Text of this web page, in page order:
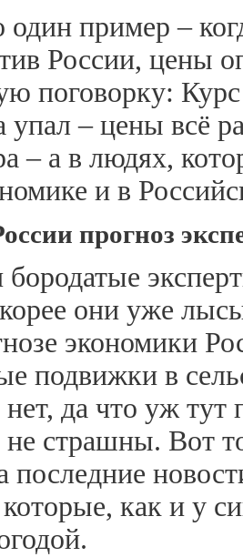
один пример –
России, цены
поговорку:
упал – цены всё
– а в людях,
и в
прогноз
они уже
экономики
подвижки в
нет, да что уж
страшны. Вот
последние
как и у